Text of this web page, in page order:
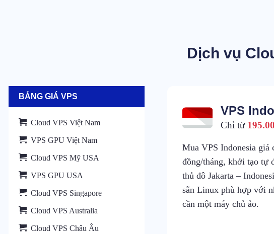
Dịch vụ
BẢNG GIÁ VPS
Cloud VPS Việt Nam
VPS GPU Việt Nam
Cloud VPS Mỹ USA
VPS GPU USA
Cloud VPS Singapore
Cloud VPS Australia
Cloud VPS Châu Âu
VPS
Chỉ từ
Mua VPS Indonesia giá
đồng/tháng, khởi tạo tự
thủ đô Jakarta –
sẵn Linux phù hợp với
cần một máy chủ ảo.